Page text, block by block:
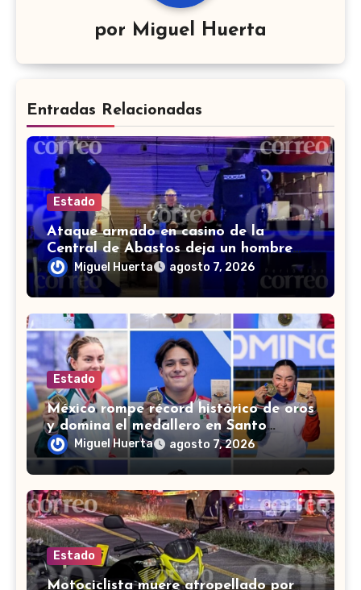
por Miguel Huerta
Entradas Relacionadas
Estado
Ataque armado en casino de la
Central de Abastos deja un hombre
muerto en León
Miguel Huerta agosto 7, 2026
Estado
México rompe récord histórico de oros
y domina el medallero en Santo
Domingo 2026
Miguel Huerta agosto 7, 2026
Estado
Motociclista muere atropellado por